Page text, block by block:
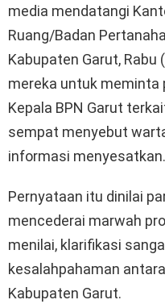
media mendatangi
Ruang/Badan
Kabupaten Garut,
mereka untuk meminta
Kepala BPN Garut
sempat menyebut
informasi menyesatkan.
Pernyataan itu dinilai
mencederai marwah
menilai, klarifikasi
kesalahpahaman
Kabupaten Garut.